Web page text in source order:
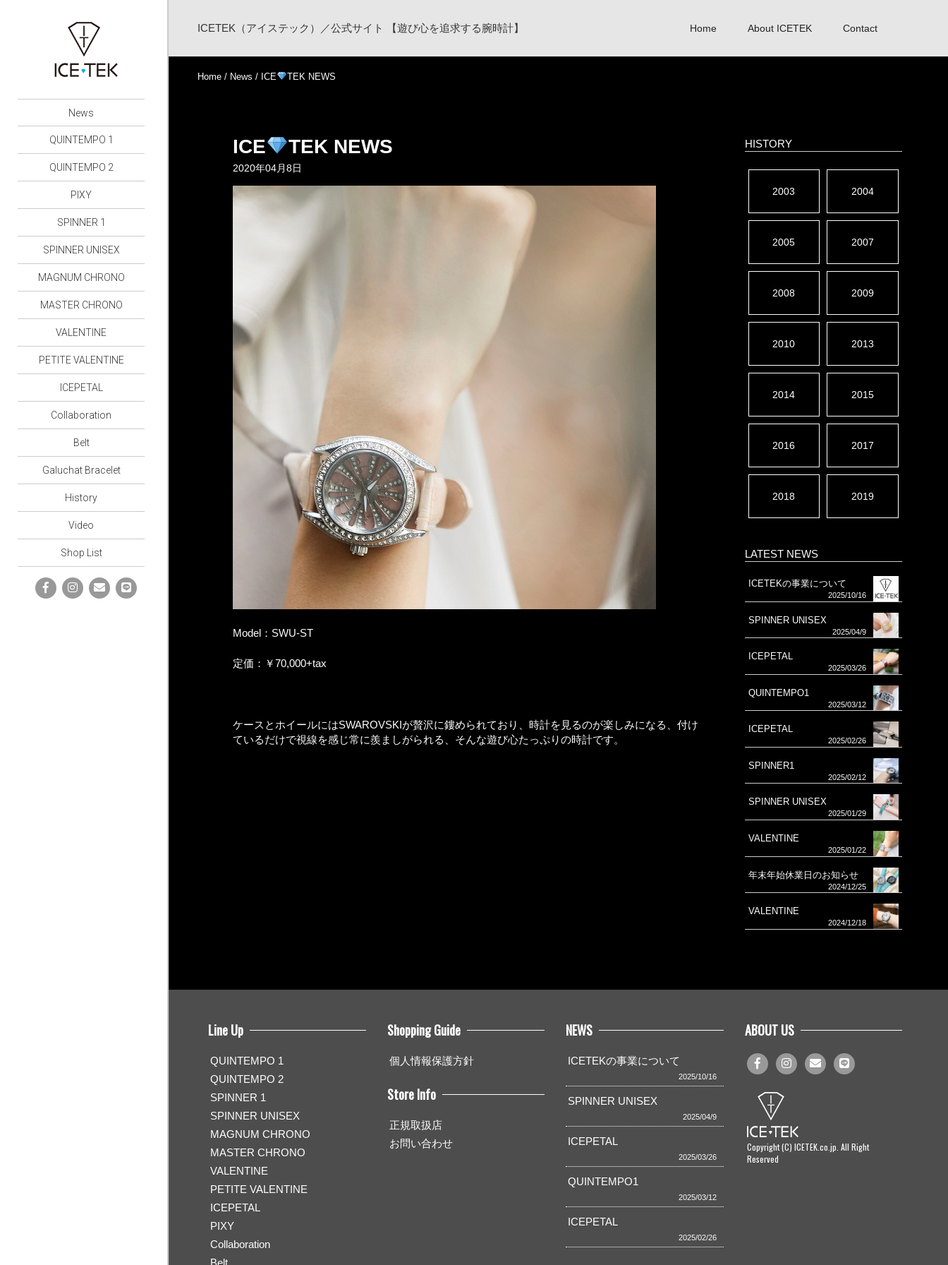
ICETEK（アイステック）／公式サイト 【遊び心を追求する腕時計】 Home About ICETEK Contact
News
QUINTEMPO 1
QUINTEMPO 2
PIXY
SPINNER 1
SPINNER UNISEX
MAGNUM CHRONO
MASTER CHRONO
VALENTINE
PETITE VALENTINE
ICEPETAL
Collaboration
Belt
Galuchat Bracelet
History
Video
Shop List
Home / News / ICE TEK NEWS
ICE TEK NEWS
2020年04月8日
Model：SWU-ST
定価：￥70,000+tax
ケースとホイールにはSWAROVSKIが贅沢に鏤められており、時計を見るのが楽しみになる、付け
ているだけで視線を感じ常に羨ましがられる、そんな遊び心たっぷりの時計です。
HISTORY
2003 2004
2005 2007
2008 2009
2010 2013
2014 2015
2016 2017
2018 2019
LATEST NEWS
ICETEKの事業について
2025/10/16
SPINNER UNISEX
2025/04/9
ICEPETAL
2025/03/26
QUINTEMPO1
2025/03/12
ICEPETAL
2025/02/26
SPINNER1
2025/02/12
SPINNER UNISEX
2025/01/29
VALENTINE
2025/01/22
年末年始休業日のお知らせ
2024/12/25
VALENTINE
2024/12/18
Line Up
QUINTEMPO 1
QUINTEMPO 2
SPINNER 1
SPINNER UNISEX
MAGNUM CHRONO
MASTER CHRONO
VALENTINE
PETITE VALENTINE
ICEPETAL
PIXY
Collaboration
Belt
Shopping Guide
個人情報保護方針
Store Info
正規取扱店
お問い合わせ
NEWS
ICETEKの事業について
2025/10/16
SPINNER UNISEX
2025/04/9
ICEPETAL
2025/03/26
QUINTEMPO1
2025/03/12
ICEPETAL
2025/02/26
ABOUT US
Copyright (C) ICETEK.co.jp. All Right
Reserved